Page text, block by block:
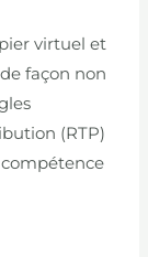
virtuel et
façon non
(RTP)